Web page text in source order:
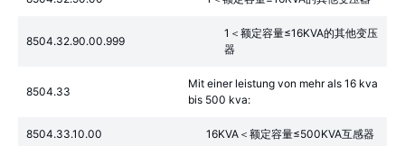
8504.32.90.00.999
1＜额定容量≤16KVA的其他变压
器
8504.33
Mit einer leistung von mehr als 16 kva
bis 500 kva:
8504.33.10.00 16KVA＜额定容量≤500KVA互感器